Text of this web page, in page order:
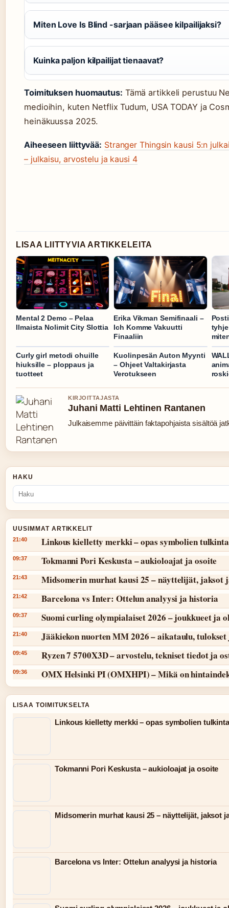
Miten Love Is Blind -sarjaan pääsee kilpailijaksi?
Kuinka paljon kilpailijat tienaavat?
Toimituksen huomautus: Tämä artikkeli perustuu
medioihin, kuten Netflix Tudum, USA TODAY ja
heinäkuussa 2025.
Aiheeseen liittyvää: Stranger Thingsin kausi 5:n
– julkaisu, arvostelu ja kausi 4
LISAA LIITTYVIA ARTIKKELEITA
Mental 2 Demo – Pelaa
Ilmaista Nolimit City Slottia
Erika Vikman Semifinaali –
Ich Komme Vakuutti
Finaaliin
Curly girl metodi ohuille
hiuksille – ploppaus ja
tuotteet
Kuolinpesän Auton Myynti
– Ohjeet Valtakirjasta
Verotukseen
KIRJOITTAJASTA
Juhani Matti Lehtinen Rantanen
Julkaisemme päivittäin faktapohjaista sisältöä
HAKU
UUSIMMAT ARTIKKELIT
21:40 Linkous kielletty merkki – opas symbolien
09:37 Tokmanni Pori Keskusta – aukioloajat ja osoite
21:43 Midsomerin murhat kausi 25 – näyttelijät, jaksot
21:42 Barcelona vs Inter: Ottelun analyysi ja historia
09:37 Suomi curling olympialaiset 2026 – joukkueet ja
21:40 Jääkiekon nuorten MM 2026 – aikataulu,
09:45 Ryzen 7 5700X3D – arvostelu, tekniset tiedot ja
09:36 OMX Helsinki PI (OMXHPI) – Mikä on
LISAA TOIMITUKSELTA
Linkous kielletty merkki – opas symbolien
Tokmanni Pori Keskusta – aukioloajat ja osoite
Midsomerin murhat kausi 25 – näyttelijät, jaksot
Barcelona vs Inter: Ottelun analyysi ja historia